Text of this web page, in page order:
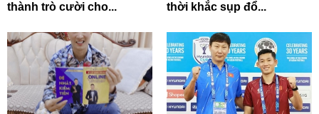
thành trò cười cho...
thời khắc sụp đổ...